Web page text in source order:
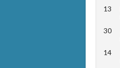
13
30
14